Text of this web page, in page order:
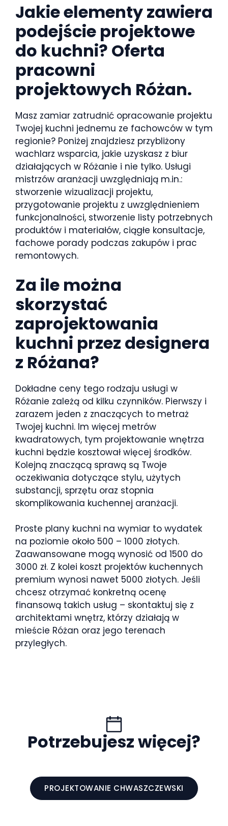
Jakie elementy zawiera
podejście projektowe
do kuchni? Oferta
pracowni
projektowych Różan.
Masz zamiar zatrudnić opracowanie projektu
Twojej kuchni jednemu ze fachowców w tym
regionie? Poniżej znajdziesz przybliżony
wachlarz wsparcia, jakie uzyskasz z biur
działających w Różanie i nie tylko. Usługi
mistrzów aranżacji uwzględniają m.in.:
stworzenie wizualizacji projektu,
przygotowanie projektu z uwzględnieniem
funkcjonalności, stworzenie listy potrzebnych
produktów i materiałów, ciągłe konsultacje,
fachowe porady podczas zakupów i prac
remontowych.
Za ile można
skorzystać
zaprojektowania
kuchni przez designera
z Różana?
Dokładne ceny tego rodzaju usługi w
Różanie zależą od kilku czynników. Pierwszy i
zarazem jeden z znaczących to metraż
Twojej kuchni. Im więcej metrów
kwadratowych, tym projektowanie wnętrza
kuchni będzie kosztował więcej środków.
Kolejną znaczącą sprawą są Twoje
oczekiwania dotyczące stylu, użytych
substancji, sprzętu oraz stopnia
skomplikowania kuchennej aranżacji.
Proste plany kuchni na wymiar to wydatek
na poziomie około 500 – 1000 złotych.
Zaawansowane mogą wynosić od 1500 do
3000 zł. Z kolei koszt projektów kuchennych
premium wynosi nawet 5000 złotych. Jeśli
chcesz otrzymać konkretną ocenę
finansową takich usług – skontaktuj się z
architektami wnętrz, którzy działają w
mieście Różan oraz jego terenach
przyległych.
Potrzebujesz więcej?
PROJEKTOWANIE CHWASZCZEWSKI